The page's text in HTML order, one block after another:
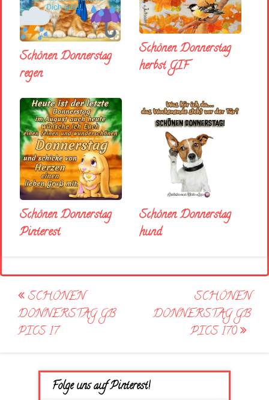
Schönen Donnerstag
regen
Schönen Donnerstag
herbst GIF
Schönen Donnerstag
Pinterest
Schönen Donnerstag
hund
Post
navigation
SCHÖNEN
DONNERSTAG GB
PICS 17
SCHÖNEN
DONNERSTAG GB
PICS 170
Folge uns auf Pinterest!